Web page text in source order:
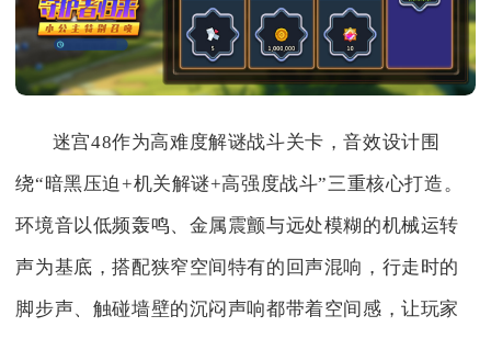
迷宫48作为高难度解谜战斗关卡，音效设计围
绕“暗黑压迫+机关解谜+高强度战斗”三重核心打造。
环境音以低频轰鸣、金属震颤与远处模糊的机械运转
声为基底，搭配狭窄空间特有的回声混响，行走时的
脚步声、触碰墙壁的沉闷声响都带着空间感，让玩家